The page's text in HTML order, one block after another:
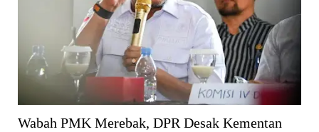
Wabah PMK Merebak, DPR Desak Kementan